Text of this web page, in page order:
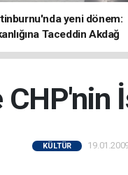
yeni dönem:
Taceddin Akdağ
KÜLTÜR